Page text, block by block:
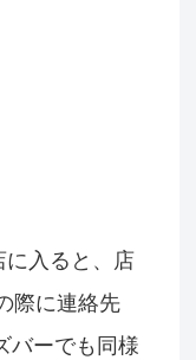
に入ると、店
際に連絡先
バーでも同様